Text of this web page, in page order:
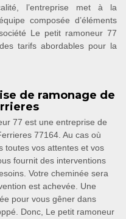
l’entreprise met à la
composée d’éléments
Le petit ramoneur 77
tarifs abordables pour la
de ramonage de
77 est une entreprise de
77164. Au cas où
toutes vos attentes et vos
fournit des interventions
Votre cheminée sera
est achevée. Une
pour vous gêner dans
Donc, Le petit ramoneur